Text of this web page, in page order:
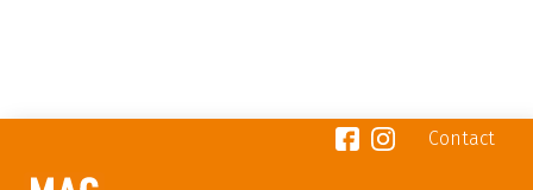
Contact